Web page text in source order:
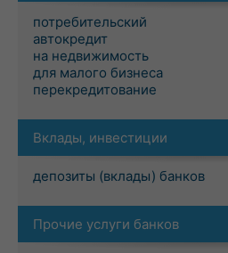
потребительский
автокредит
на недвижимость
для малого бизнеса
перекредитование
Вклады, инвестиции
депозиты (вклады) банков
Прочие услуги банков